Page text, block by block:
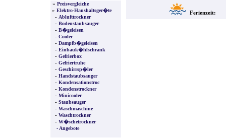
» Preisvergleiche
» Elektro-Haushaltsger�te
- Ablufttrockner
- Bodenstaubsauger
- B�geleisen
- Cooler
- Dampfb�geleisen
- Einbauk�hlschrank
- Gefrierbox
- Gefriertruhe
- Geschirrsp�ler
- Handstaubsauger
- Kondensationstroc
- Kondenstrockner
- Minicooler
- Staubsauger
- Waschmaschine
- Waschtrockner
- W�schetrockner
- Angebote
Ferienzeit: